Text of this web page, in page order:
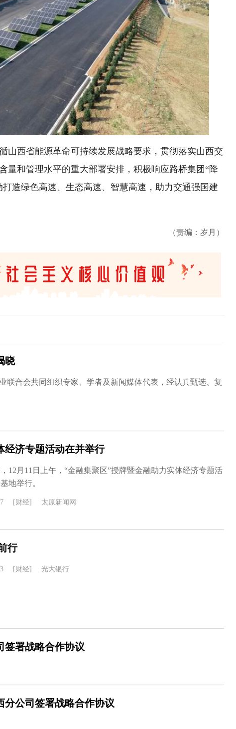
西省能源革命可持续发展战略要求，贯彻落实山西交
量和管理水平的重大部署安排，积极响应路桥集团“降
造绿色高速、生态高速、智慧高速，助力交通强国建
（责编：岁月）
晓
联合会共同组织专家、学者及新闻媒体代表，经认真甄选、复
经济专题活动在并举行
12月11日上午，“金融集聚区”授牌暨金融助力实体经济专题活
地举行。
[财经] 太原新闻网
行
[财经] 光大银行
签署战略合作协议
分公司签署战略合作协议